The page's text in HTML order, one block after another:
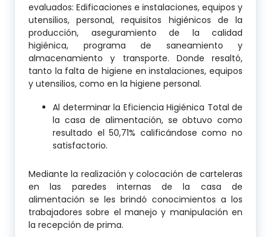
evaluados: Edificaciones e instalaciones, equipos y
utensilios, personal, requisitos higiénicos de la
producción, aseguramiento de la calidad
higiénica, programa de saneamiento y
almacenamiento y transporte. Donde resaltó,
tanto la falta de higiene en instalaciones, equipos
y utensilios, como en la higiene personal.
Al determinar la Eficiencia Higiénica Total de
la casa de alimentación, se obtuvo como
resultado el 50,71% calificándose como no
satisfactorio.
Mediante la realización y colocación de carteleras
en las paredes internas de la casa de
alimentación se les brindó conocimientos a los
trabajadores sobre el manejo y manipulación en
la recepción de prima.